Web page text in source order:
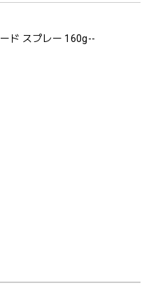
ド スプレー 160g--